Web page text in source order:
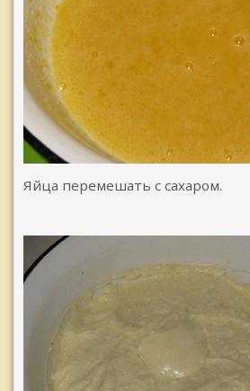
Яйца перемешать с сахаром.